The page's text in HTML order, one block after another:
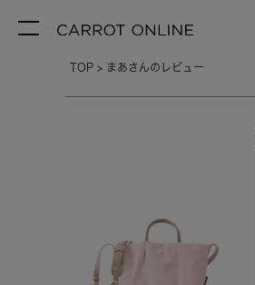
TOP まあさんのレビュー